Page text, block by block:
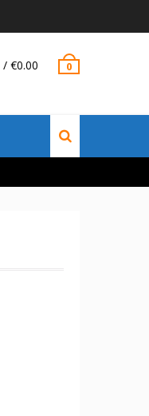
/ €0.00 0